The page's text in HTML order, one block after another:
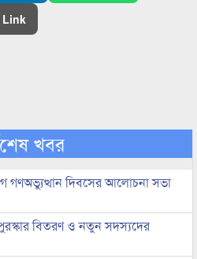
Link
খবর
গণঅভ্যুত্থান দিবসের আলোচনা সভা
বিতরণ ও নতুন সদস্যদের